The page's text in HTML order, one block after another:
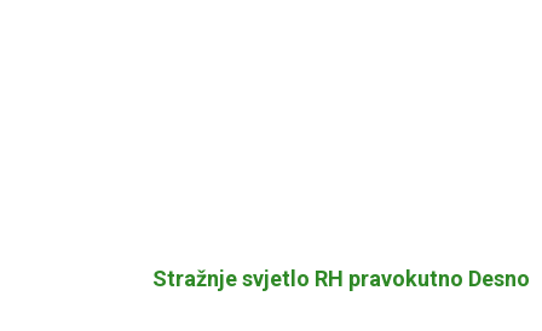
Stražnje svjetlo RH pravokutno Desno